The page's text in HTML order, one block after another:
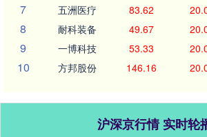
7 五洲医疗 83.62
8 耐科装备 49.67
9 一博科技 53.33
10 方邦股份 146.16
沪深京行情 实时轮